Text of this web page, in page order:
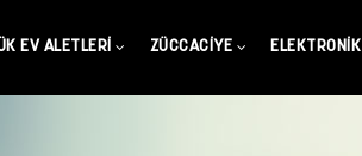
EV ALETLERI ZÜCCACIYE ELEKTRONIK